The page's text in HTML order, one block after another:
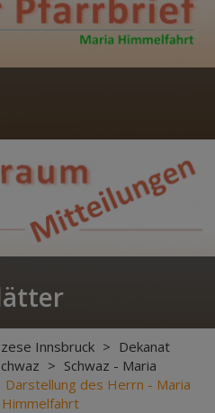
Innsbruck > Dekanat
> Schwaz - Maria
Darstellung des Herrn - Maria
Himmelfahrt